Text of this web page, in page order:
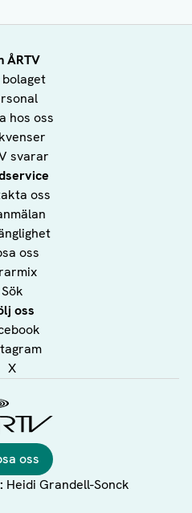
ÅRTV
bolaget
hos oss
svarar
oss
oss
Sök
oss
X
oss
Heidi Grandell-Sonck